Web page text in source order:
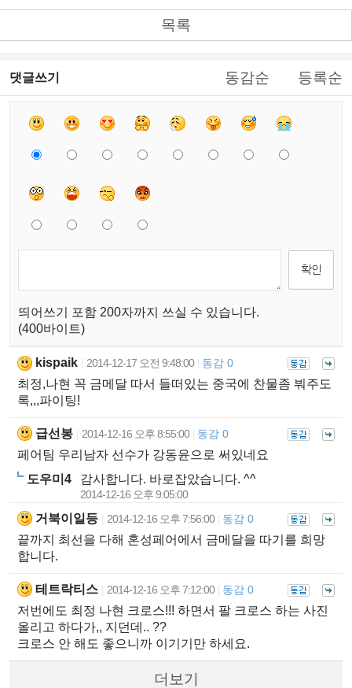
목록
댓글쓰기 동감순 등록순
띄어쓰기 포함 200자까지 쓰실 수 있습니다.
(400바이트)
kispaik 2014-12-17 오전 9:48:00 동감 0
최정,나현 꼭 금메달 따서 들떠있는 중국에 찬물좀 붜주도
록,,,파이팅!
급선봉 2014-12-16 오후 8:55:00 동감 0
페어팀 우리남자 선수가 강동윤으로 써있네요
도우미4
감사합니다. 바로잡았습니다. ^^
2014-12-16 오후 9:05:00
거북이일등 2014-12-16 오후 7:56:00 동감 0
끝까지 최선을 다해 혼성페어에서 금메달을 따기를 희망
합니다.
테트락티스 2014-12-16 오후 7:12:00 동감 0
저번에도 최정 나현 크로스!!! 하면서 팔 크로스 하는 사진
올리고 하다가,, 지던데.. ??
크로스 안 해도 좋으니까 이기기만 하세요.
더보기